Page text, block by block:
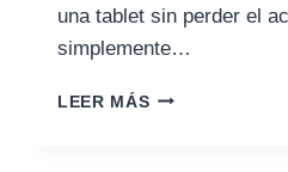
una tablet sin perder el
simplemente…
LEER MÁSCÓMO